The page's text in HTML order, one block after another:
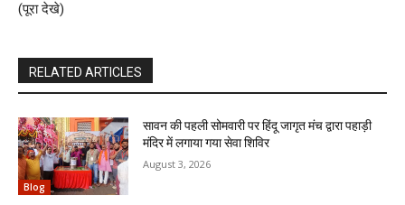
(पूरा देखे)
RELATED ARTICLES
Blog
सावन की पहली सोमवारी पर हिंदू जागृत मंच द्वारा पहाड़ी
मंदिर में लगाया गया सेवा शिविर
August 3, 2026